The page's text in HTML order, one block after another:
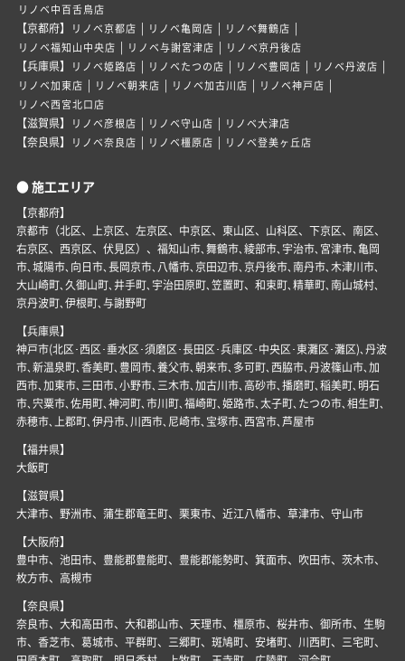
リノベ中百舌鳥店
【京都府】 リノベ京都店 リノベ亀岡店 リノベ舞鶴店
リノベ福知山中央店 リノベ与謝宮津店 リノベ京丹後店
【兵庫県】 リノベ姫路店 リノベたつの店 リノベ豊岡店 リノベ丹波店
リノベ加東店 リノベ朝来店 リノベ加古川店 リノベ神戸店
リノベ西宮北口店
【滋賀県】 リノベ彦根店 リノベ守山店 リノベ大津店
【奈良県】 リノベ奈良店 リノベ橿原店 リノベ登美ヶ丘店
● 施工エリア
【京都府】
京都市（北区、上京区、左京区、中京区、東山区、山科区、下京区、南区、
右京区、西京区、伏見区）、福知山市､舞鶴市､綾部市､宇治市､宮津市､亀岡
市､城陽市､向日市､長岡京市､八幡市､京田辺市､京丹後市､南丹市､木津川市､
大山崎町､久御山町､井手町､宇治田原町､笠置町、和束町､精華町､南山城村､
京丹波町､伊根町､与謝野町
【兵庫県】
神戸市(北区･西区･垂水区･須磨区･長田区･兵庫区･中央区･東灘区･灘区)､丹波
市､新温泉町､香美町､豊岡市､養父市､朝来市､多可町､西脇市､丹波篠山市､加
西市､加東市､三田市､小野市､三木市､加古川市､高砂市､播磨町､稲美町､明石
市､宍粟市､佐用町､神河町､市川町､福崎町､姫路市､太子町､たつの市､相生町､
赤穂市､上郡町､伊丹市､川西市､尼崎市､宝塚市､西宮市､芦屋市
【福井県】
大飯町
【滋賀県】
大津市、野洲市、蒲生郡竜王町、栗東市、近江八幡市、草津市、守山市
【大阪府】
豊中市、池田市、豊能郡豊能町、豊能郡能勢町、箕面市、吹田市、茨木市、
枚方市、高槻市
【奈良県】
奈良市、大和高田市、大和郡山市、天理市、橿原市、桜井市、御所市、生駒
市、香芝市、葛城市、平群町、三郷町、斑鳩町、安堵町、川西町、三宅町、